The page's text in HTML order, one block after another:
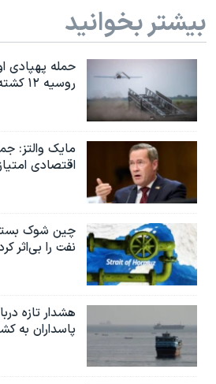
بیشتر بخوانید
حمله پهپادی
روسیه ۱۲ کشته گرفت
مایک والتز:
اقتصادی
چین شوک
نفت را بی‌اثر
هشدار تازه
پاسداران به